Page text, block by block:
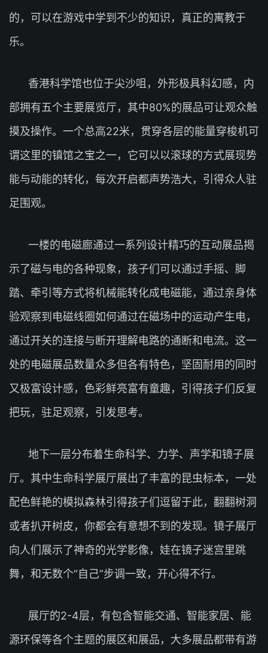
的，可以在游戏中学到不少的知识，真正的寓教于
乐。
香港科学馆也位于尖沙咀，外形极具科幻感，内
部拥有五个主要展览厅，其中80%的展品可让观众触
摸及操作。一个总高22米，贯穿各层的能量穿梭机可
谓这里的镇馆之宝之一，它可以以滚球的方式展现势
能与动能的转化，每次开启都声势浩大，引得众人驻
足围观。
一楼的电磁廊通过一系列设计精巧的互动展品揭
示了磁与电的各种现象，孩子们可以通过手摇、脚
踏、牵引等方式将机械能转化成电磁能，通过亲身体
验观察到电磁线圈如何通过在磁场中的运动产生电，
通过开关的连接与断开理解电路的通断和电流。这一
处的电磁展品数量众多但各有特色，坚固耐用的同时
又极富设计感，色彩鲜亮富有童趣，引得孩子们反复
把玩，驻足观察，引发思考。
地下一层分布着生命科学、力学、声学和镜子展
厅。其中生命科学展厅展出了丰富的昆虫标本，一处
配色鲜艳的模拟森林引得孩子们逗留于此，翻翻树洞
或者扒开树皮，你都会有意想不到的发现。镜子展厅
向人们展示了神奇的光学影像，娃在镜子迷宫里跳
舞，和无数个“自己”步调一致，开心得不行。
展厅的2-4层，有包含智能交通、智能家居、能
源环保等各个主题的展区和展品，大多展品都带有游